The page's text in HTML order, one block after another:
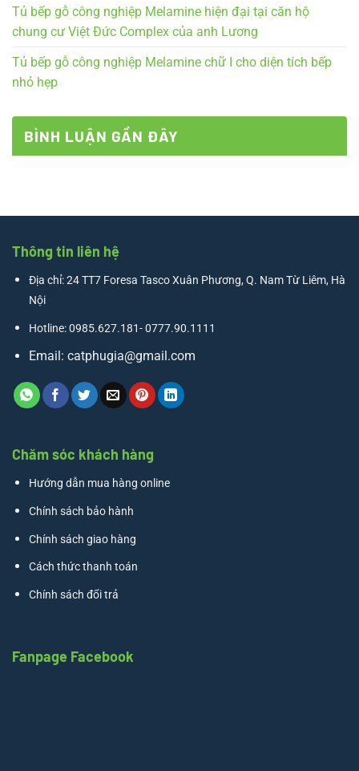
Tủ bếp gỗ công nghiệp Melamine hiện đại tại căn hộ
chung cư Việt Đức Complex của anh Lương
Tủ bếp gỗ công nghiệp Melamine chữ I cho diện tích bếp
nhỏ hẹp
BÌNH LUẬN GẦN ĐÂY
Thông tin liên hệ
Địa chỉ: 24 TT7 Foresa Tasco Xuân Phương, Q. Nam Từ Liêm, Hà
Nội
Hotline: 0985.627.181- 0777.90.1111
Email: catphugia@gmail.com
Chăm sóc khách hàng
Hướng dẫn mua hàng online
Chính sách bảo hành
Chính sách giao hàng
Cách thức thanh toán
Chính sách đổi trả
Fanpage Facebook